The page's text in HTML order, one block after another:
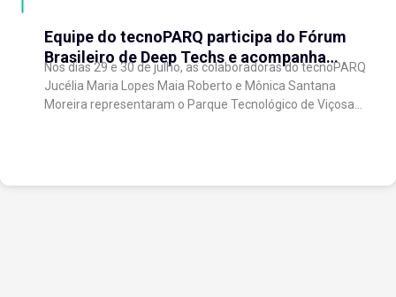
Equipe do tecnoPARQ participa do Fórum
Brasileiro de Deep Techs e acompanha
debates sobre políticas para inovação
científica
Nos dias 29 e 30 de julho, as colaboradoras do tecnoPARQ
Jucélia Maria Lopes Maia Roberto e Mônica Santana
Moreira representaram o Parque Tecnológico de Viçosa